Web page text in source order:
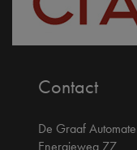
Contact
De Graaf
Energieweg 77